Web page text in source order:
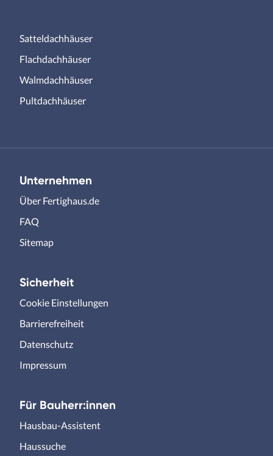
Satteldachhäuser
Flachdachhäuser
Walmdachhäuser
Pultdachhäuser
Unternehmen
Über Fertighaus.de
FAQ
Sitemap
Sicherheit
Cookie Einstellungen
Barrierefreiheit
Datenschutz
Impressum
Für Bauherr:innen
Hausbau-Assistent
Haussuche